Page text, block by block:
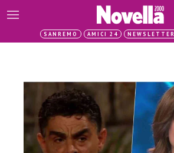
SANREMO AMICI 24 NEWSLETTER